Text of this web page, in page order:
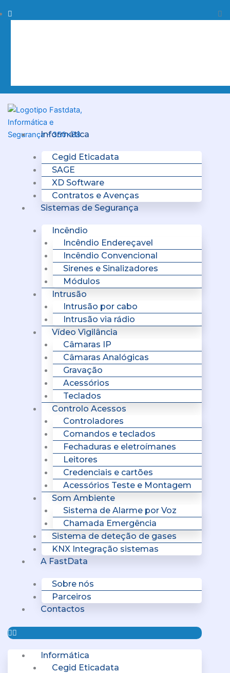
to
Procurar
Informática
Cegid Eticadata
SAGE
XD Software
Contratos e Avenças
Sistemas de Segurança
Incêndio
Incêndio Endereçavel
Incêndio Convencional
Sirenes e Sinalizadores
Módulos
Intrusão
Intrusão por cabo
Intrusão via rádio
Vídeo Vigilância
Câmaras IP
Câmaras Analógicas
Gravação
Acessórios
Teclados
Controlo Acessos
Controladores
Comandos e teclados
Fechaduras e eletroímanes
Leitores
Credenciais e cartões
Acessórios Teste e Montagem
Som Ambiente
Sistema de Alarme por Voz
Chamada Emergência
Sistema de deteção de gases
KNX Integração sistemas
A FastData
Sobre nós
Parceiros
Contactos
Menu
Informática
Cegid Eticadata